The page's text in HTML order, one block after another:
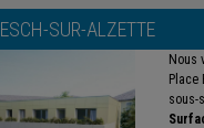
ESCH-SUR-ALZETTE
Nous
Place
sous-